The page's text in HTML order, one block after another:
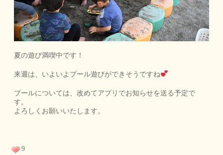
夏の遊び満喫中です！
来週は、いよいよプール遊びができそうですね
プールについては、改めてアプリでお知らせを送る予定で
す。
よろしくお願いいたします。
9